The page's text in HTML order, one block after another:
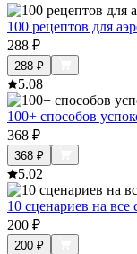
100 рецептов для
288 ₽
288 ₽
5.08
100+ способов
368 ₽
368 ₽
5.02
10 сценариев на все
200 ₽
200 ₽